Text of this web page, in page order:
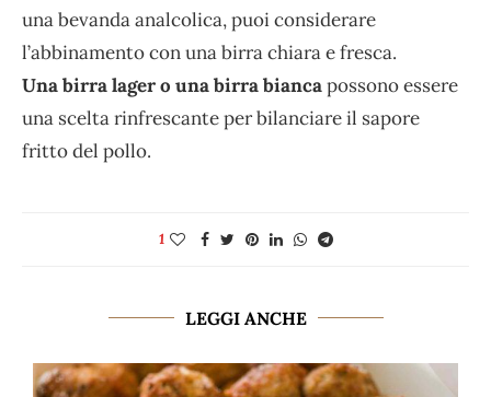
una bevanda analcolica, puoi considerare
l’abbinamento con una birra chiara e fresca.
Una birra lager o una birra biancapossono essere
una scelta rinfrescante per bilanciare il sapore
fritto del pollo.
1
LEGGI ANCHE